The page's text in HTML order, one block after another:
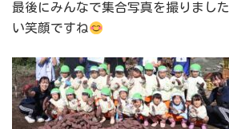
最後にみんなで集合写真を撮りました
い笑顔ですね